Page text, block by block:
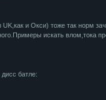
и Окси) тоже так норм
искать влом,тока
батле: